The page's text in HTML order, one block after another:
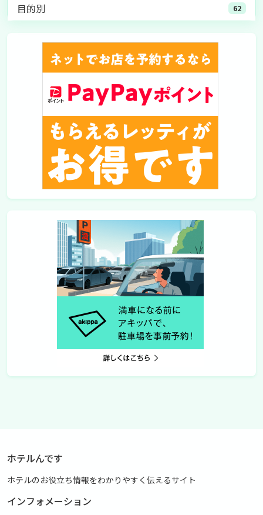
目的別 62
ホテルんです
ホテルのお役立ち情報をわかりやすく伝えるサイト
インフォメーション